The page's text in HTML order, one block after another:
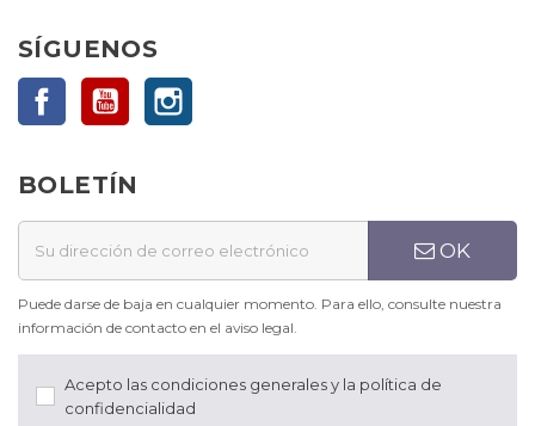
SÍGUENOS
FacebookYouTube
BOLETÍN
OK
Puede darse de baja en cualquier momento. Para ello, consulte nuestra
información de contacto en el aviso legal.
Acepto las condiciones generales y la política de
confidencialidad